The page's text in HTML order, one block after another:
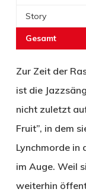
Story
Gesamt
Zur Zeit der
ist die
nicht zuletzt
Fruit”, in dem
Lynchmorde in
im Auge. Weil
weiterhin